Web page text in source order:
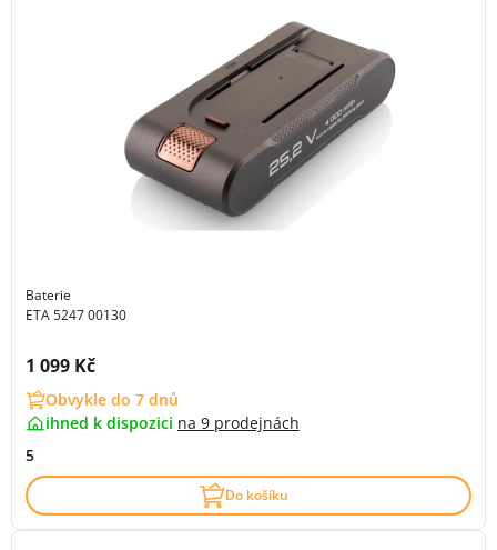
Baterie
ETA 5247 00130
Cena s DPH:
1 099 Kč
Obvykle do 7 dnů
ihned k dispozici na 9 prodejnách
5
Do košíku